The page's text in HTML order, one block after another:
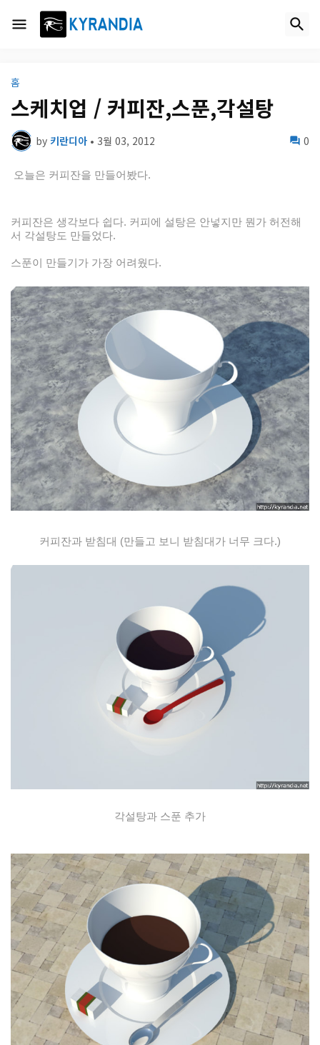
홈
스케치업 / 커피잔,스푼,각설탕
by 키란디아 • 3월 03, 2012 0
오늘은 커피잔을 만들어봤다.
커피잔은 생각보다 쉽다. 커피에 설탕은 안넣지만 뭔가 허전해
서 각설탕도 만들었다.
스푼이 만들기가 가장 어려웠다.
커피잔과 받침대 (만들고 보니 받침대가 너무 크다.)
각설탕과 스푼 추가